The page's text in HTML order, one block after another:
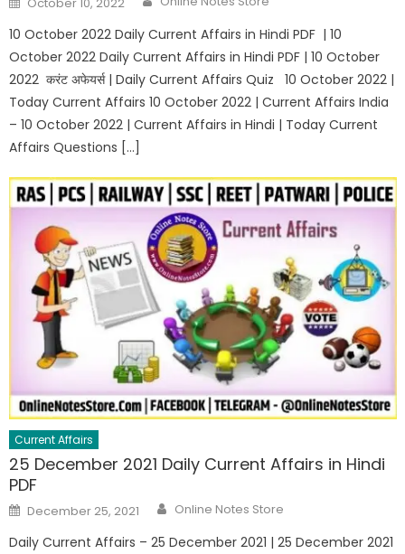
10 October 2022 Daily Current Affairs in Hindi PDF | 10
October 2022 Daily Current Affairs in Hindi PDF | 10 October
2022 करंट अफेयर्स | Daily Current Affairs Quiz 10 October 2022 |
Today Current Affairs 10 October 2022 | Current Affairs India
– 10 October 2022 | Current Affairs in Hindi | Today Current
Affairs Questions […]
Current Affairs
25 December 2021 Daily Current Affairs in Hindi
PDF
December 25, 2021 Online Notes Store
Daily Current Affairs – 25 December 2021 | 25 December 2021